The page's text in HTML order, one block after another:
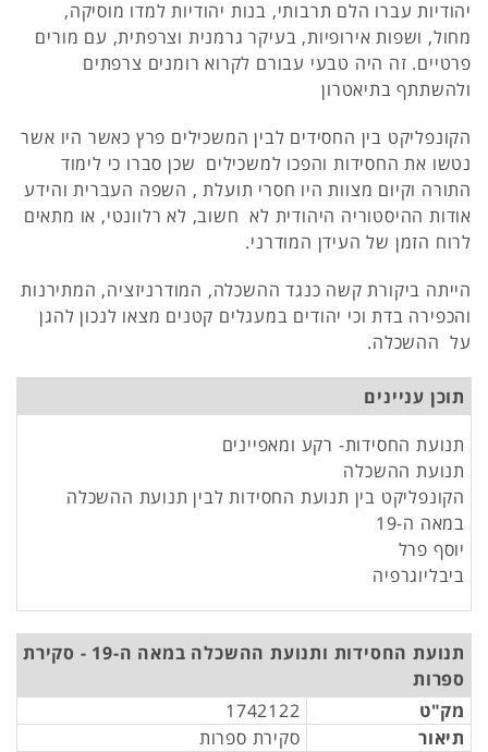
יהודיות עברו הלם תרבותי, בנות יהודיות למדו מוסיקה,
מחול, ושפות אירופיות, בעיקר גרמנית וצרפתית, עם מורים
פרטיים. זה היה טבעי עבורם לקרוא רומנים צרפתים
ולהשתתף בתיאטרון
הקונפליקט בין החסידים לבין המשכילים פרץ כאשר היו אשר
נטשו את החסידות והפכו למשכילים שכן סברו כי לימוד
התורה וקיום מצוות היו חסרי תועלת , השפה העברית והידע
אודות ההיסטוריה היהודית לא חשוב, לא רלוונטי, או מתאים
לרוח הזמן של העידן המודרני.
הייתה ביקורת קשה כנגד ההשכלה, המודרניזציה, המתירנות
והכפירה בדת וכי יהודים במעגלים קטנים מצאו לנכון להגן
על ההשכלה.
תוכן עניינים
תנועת החסידות- רקע ומאפיינים
תנועת ההשכלה
הקונפליקט בין תנועת החסידות לבין תנועת ההשכלה
במאה ה-19
יוסף פרל
ביבליוגרפיה
תנועת החסידות ותנועת ההשכלה במאה ה-19 - סקירת
ספרות
מק"ט
1742122
תיאור
סקירת ספרות